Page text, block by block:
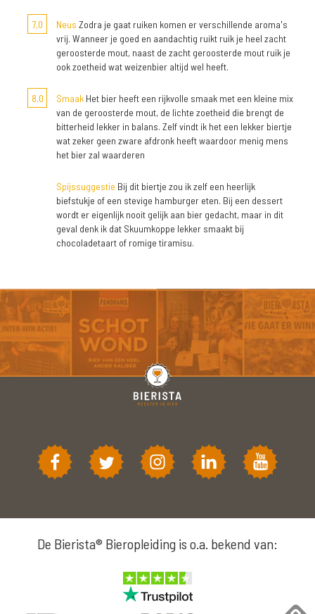
7,0 Neus Zodra je gaat ruiken komen er verschillende aroma's
vrij. Wanneer je goed en aandachtig ruikt ruik je heel zacht
geroosterde mout, naast de zacht geroosterde mout ruik je
ook zoetheid wat weizenbier altijd wel heeft.
8,0 Smaak Het bier heeft een rijkvolle smaak met een kleine mix
van de geroosterde mout, de lichte zoetheid die brengt de
bitterheid lekker in balans. Zelf vindt ik het een lekker biertje
wat zeker geen zware afdronk heeft waardoor menig mens
het bier zal waarderen
Spijssuggestie Bij dit biertje zou ik zelf een heerlijk
biefstukje of een stevige hamburger eten. Bij een dessert
wordt er eigenlijk nooit gelijk aan bier gedacht, maar in dit
geval denk ik dat Skuumkoppe lekker smaakt bij
chocoladetaart of romige tiramisu.
De Bierista® Bieropleiding is o.a. bekend van: